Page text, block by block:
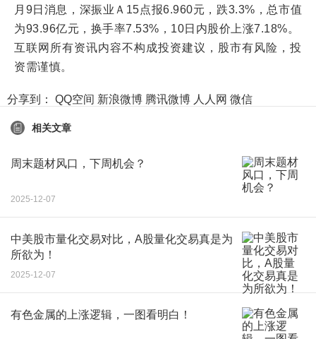
月9日消息，深振业Ａ15点报6.960元，跌3.3%，总市值
为93.96亿元，换手率7.53%，10日内股价上涨7.18%。
互联网所有资讯内容不构成投资建议，股市有风险，投
资需谨慎。
分享到： QQ空间 新浪微博 腾讯微博 人人网 微信
相关文章
周末题材风口，下周机会？
2025-12-07
中美股市量化交易对比，A股量化交易真是为
所欲为！
2025-12-07
有色金属的上涨逻辑，一图看明白！